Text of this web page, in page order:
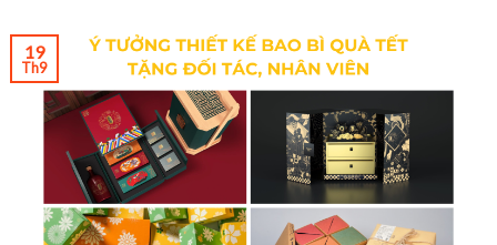
19
Th9